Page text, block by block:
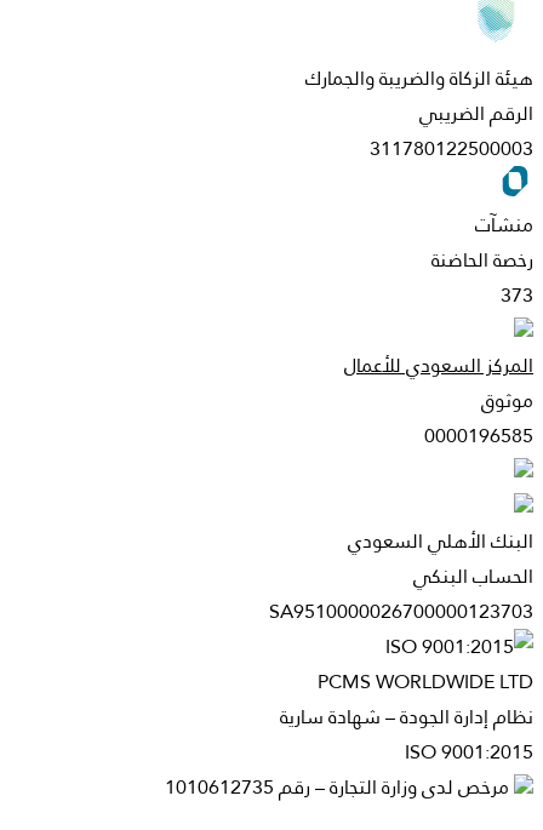
هيئة الزكاة والضريبة والجمارك
الرقم الضريبي
311780122500003
منشآت
رخصة الحاضنة
373
المركز السعودي للأعمال
موثوق
0000196585
البنك الأهلي السعودي
الحساب البنكي
SA9510000026700000123703
PCMS WORLDWIDE LTD
نظام إدارة الجودة – شهادة سارية
ISO 9001:2015
مرخص لدى وزارة التجارة – رقم 1010612735